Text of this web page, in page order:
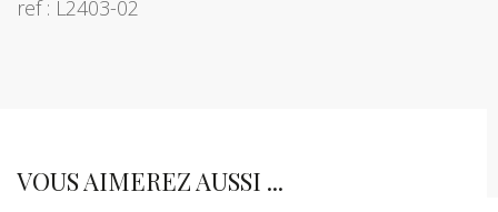
ref : L2403-02
VOUS AIMEREZ AUSSI ...